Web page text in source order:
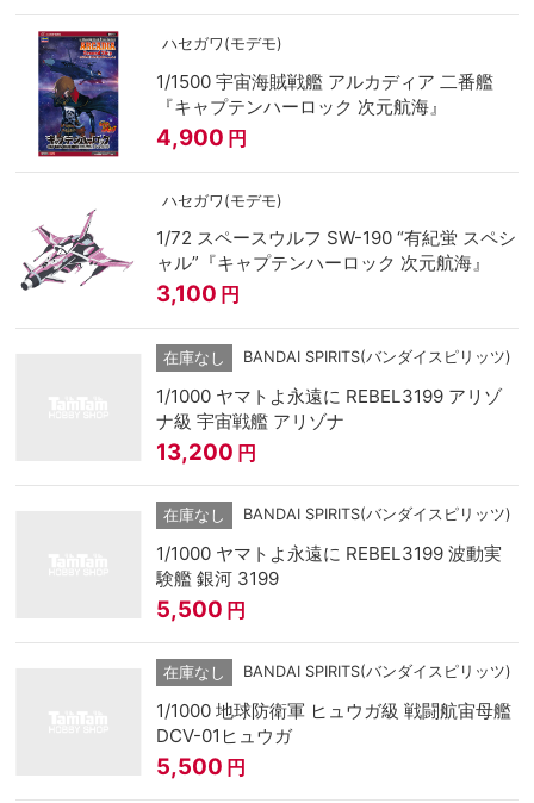
ハセガワ(モデモ)
1/1500 宇宙海賊戦艦 アルカディア 二番艦
『キャプテンハーロック 次元航海』
4,900 円
ハセガワ(モデモ)
1/72 スペースウルフ SW-190 “有紀蛍 スペシ
ャル”『キャプテンハーロック 次元航海』
3,100 円
在庫なし BANDAI SPIRITS(バンダイスピリッツ)
1/1000 ヤマトよ永遠に REBEL3199 アリゾ
ナ級 宇宙戦艦 アリゾナ
13,200 円
在庫なし BANDAI SPIRITS(バンダイスピリッツ)
1/1000 ヤマトよ永遠に REBEL3199 波動実
験艦 銀河 3199
5,500 円
在庫なし BANDAI SPIRITS(バンダイスピリッツ)
1/1000 地球防衛軍 ヒュウガ級 戦闘航宙母艦
DCV-01ヒュウガ
5,500 円